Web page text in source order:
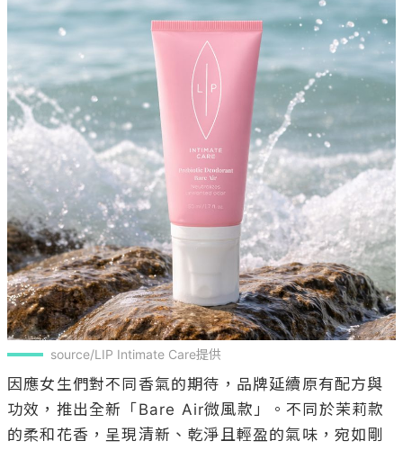
source/LIP Intimate Care提供
因應女生們對不同香氣的期待，品牌延續原有配方與
功效，推出全新「Bare Air微風款」。不同於茉莉款
的柔和花香，呈現清新、乾淨且輕盈的氣味，宛如剛